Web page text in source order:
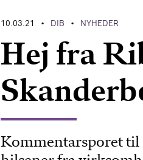
10.03.21 • DIB • NYHEDER
Hej fra
Kommentarsporet til